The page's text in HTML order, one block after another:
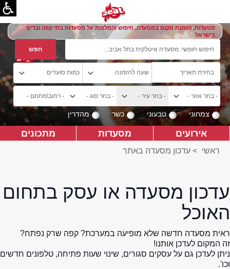
מסעדות, הזמנת מקום במסעדה, חיפוש והמלצות על מסעדות בתי קפה וברים
בישראל
צמחוני טבעוני כשר מהדרין
אירועים מסעדות מתכונים
ראשי > עדכון מסעדה באתר
עדכון מסעדה או עסק בתחום
האוכל
ראית מסעדה חדשה שלא מופיעה במערכת? קפה שרק נפתח?
זה המקום לעדכן אותנו!
ניתן לעדכן גם על עסקים סגורים, שינוי שעות פתיחה, טלפונים חדשים
וכו'.